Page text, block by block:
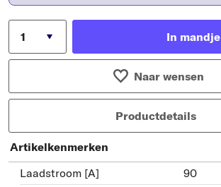
In mandje
Naar wensen
Productdetails
Artikelkenmerken
Laadstroom [A]
90